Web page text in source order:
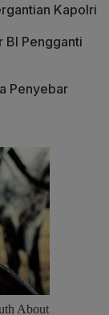
Kapolri
BI Pengganti
Penyebar